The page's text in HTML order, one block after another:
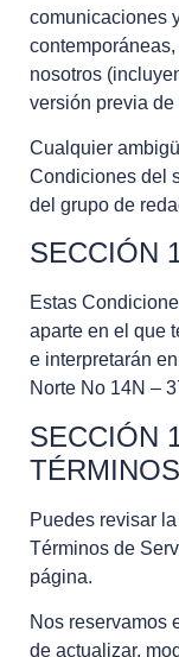
comunicaciones
nosotros
versión previa
Cualquier
Condiciones del
del grupo de
SECCIÓN
Estas
aparte en el que
e interpretarán
Norte No 14N –
SECCIÓN
Puedes revisar
Términos de
página.
Nos reservamos
de actualizar,